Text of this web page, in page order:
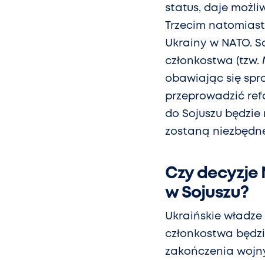
status, daje
Trzecim
Ukrainy w NATO.
członkostwa (tzw.
obawiając się
przeprowadzić
do Sojuszu
zostaną
Czy decyzje
w Sojuszu?
Ukraińskie
członkostwa
zakończenia